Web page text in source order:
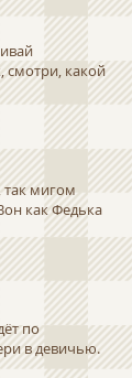
смотри, какой
так мигом
как Федька
по
в девичью.